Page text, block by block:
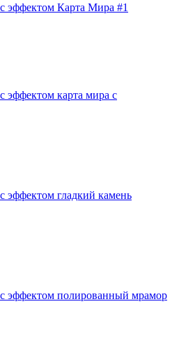
эффектом Карта Мира #1
эффектом карта мира с
эффектом гладкий камень
эффектом полированный мрамор